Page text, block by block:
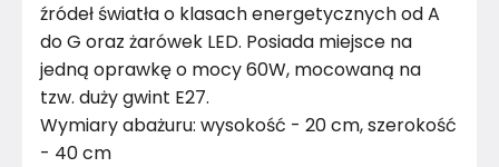
Rok produkcji 2024
źródeł światła o klasach energetycznych od A
do G oraz żarówek LED. Posiada miejsce na
jedną oprawkę o mocy 60W, mocowaną na
tzw. duży gwint E27.
Wymiary abażuru: wysokość - 20 cm, szerokość
- 40 cm